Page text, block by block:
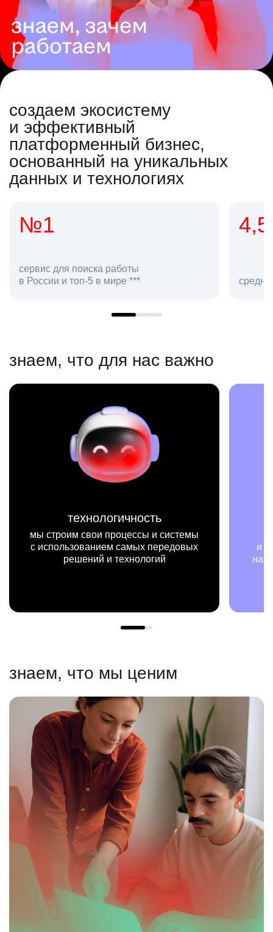
создаем экосистему
и эффективный
платформенный бизнес,
основанный на уникальных
данных и технологиях
работы
5 в мире ***
средняя оценка hh.ru
знаем, что для нас важно
технологичность
свои процессы и системы
самых передовых
решений и технологий
и примерах
нашей работы
знаем, что мы ценим